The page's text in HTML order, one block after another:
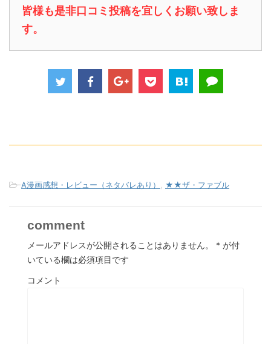
皆様も是非口コミ投稿を宜しくお願い致しま
す。
-A漫画感想・レビュー（ネタバレあり） ★★ザ・ファブル
comment
メールアドレスが公開されることはありません。 * が付
いている欄は必須項目です
コメント